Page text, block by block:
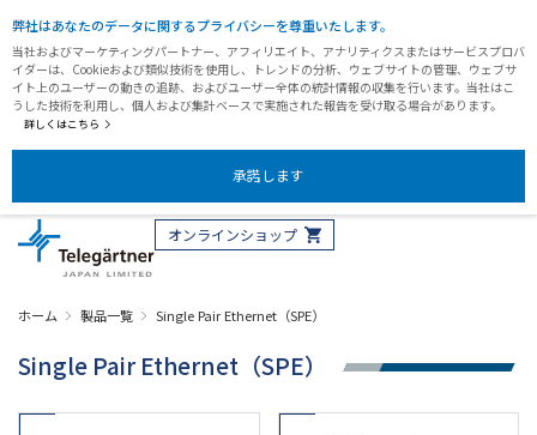
弊社はあなたのデータに関するプライバシーを尊重いたします。
当社およびマーケティングパートナー、アフィリエイト、アナリティクスまたはサービスプロバ
イダーは、Cookieおよび類似技術を使用し、トレンドの分析、ウェブサイトの管理、ウェブサ
イト上のユーザーの動きの追跡、およびユーザー全体の統計情報の収集を行います。当社はこ
うした技術を利用し、個人および集計ベースで実施された報告を受け取る場合があります。
詳しくはこちら
承諾します
オンラインショップ
ホーム 製品一覧 Single Pair Ethernet（SPE）
Single Pair Ethernet（SPE）